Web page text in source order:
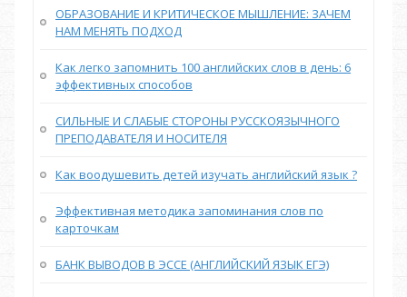
ОБРАЗОВАНИЕ И КРИТИЧЕСКОЕ МЫШЛЕНИЕ: ЗАЧЕМ
НАМ МЕНЯТЬ ПОДХОД
Как легко запомнить 100 английских слов в день: 6
эффективных способов
СИЛЬНЫЕ И СЛАБЫЕ СТОРОНЫ РУССКОЯЗЫЧНОГО
ПРЕПОДАВАТЕЛЯ И НОСИТЕЛЯ
Как воодушевить детей изучать английский язык ?
Эффективная методика запоминания слов по
карточкам
БАНК ВЫВОДОВ В ЭССЕ (АНГЛИЙСКИЙ ЯЗЫК ЕГЭ)